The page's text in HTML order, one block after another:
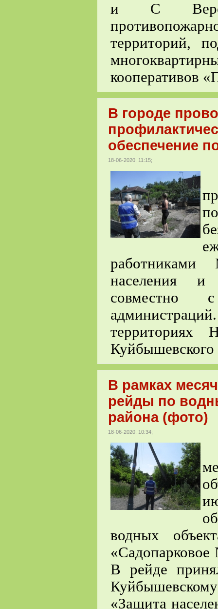
и С
территорий,
кооперативов
В городе
обеспечение
18-06-2020, 11:15;
населения и
совместно
территориях
Куйбышевского
В рамках
рейды по
района (фото)
18-06-2020, 10:34;
водных
В рейде
«Защита